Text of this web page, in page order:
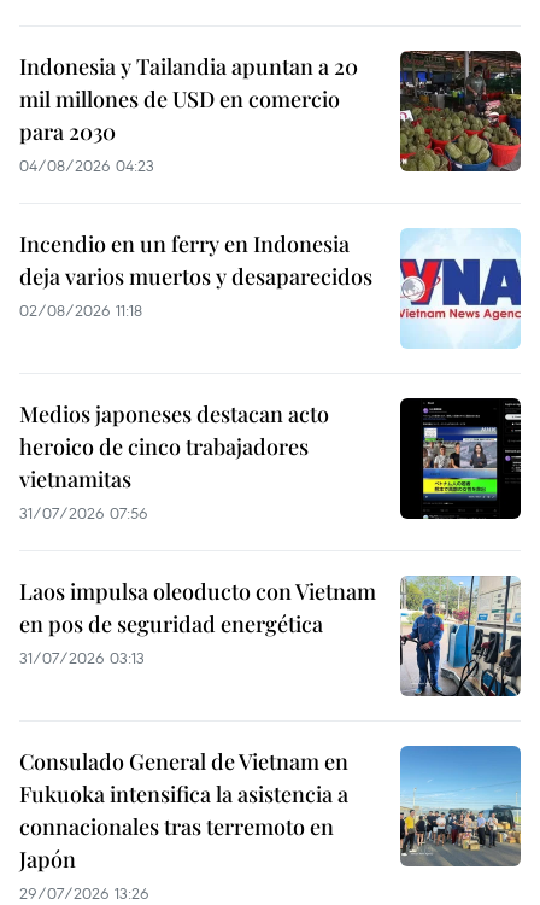
Indonesia y Tailandia apuntan a 20
mil millones de USD en comercio
para 2030
04/08/2026 04:23
Incendio en un ferry en Indonesia
deja varios muertos y desaparecidos
02/08/2026 11:18
Medios japoneses destacan acto
heroico de cinco trabajadores
vietnamitas
31/07/2026 07:56
Laos impulsa oleoducto con Vietnam
en pos de seguridad energética
31/07/2026 03:13
Consulado General de Vietnam en
Fukuoka intensifica la asistencia a
connacionales tras terremoto en
Japón
29/07/2026 13:26